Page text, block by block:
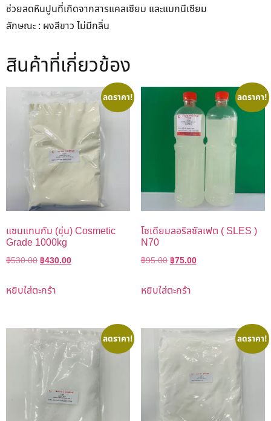
ช่วยลดหินปูนที่เกิดจากสารแคลเซียม และแมกนีเซียม
ลักษณะ : ผงสีขาว ไม่มีกลิ่น
สินค้าที่เกี่ยวข้อง
ลดราคา!
แซนแทนกัม (ขุ่น) Cosmetic
Grade 1000kg
฿530.00 ฿430.00
หยิบใส่ตะกร้า
ลดราคา!
โซเดียมลอริลซัลเฟต ( SLES )
N70
฿95.00 ฿75.00
หยิบใส่ตะกร้า
ลดราคา! ลดราคา!